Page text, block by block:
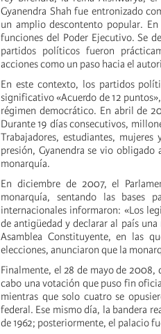
Gyanendra Shah fue entronizado
un amplio descontento popular.
funciones del Poder Ejecutivo. Se
partidos políticos fueron
acciones como un paso hacia el
En este contexto, los partidos
significativo «Acuerdo de 12
régimen democrático. En abril de
Durante 19 días consecutivos,
Trabajadores, estudiantes,
presión, Gyanendra se vio
monarquía.
En diciembre de 2007, el
monarquía, sentando las bases
internacionales informaron: «Los
de antigüedad y declarar al país
Asamblea Constituyente, en las
elecciones, anunciaron que la
Finalmente, el 28 de mayo de 2008,
cabo una votación que puso fin
mientras que solo cuatro se
federal. Ese mismo día, la bandera
de 1962; posteriormente, el palacio